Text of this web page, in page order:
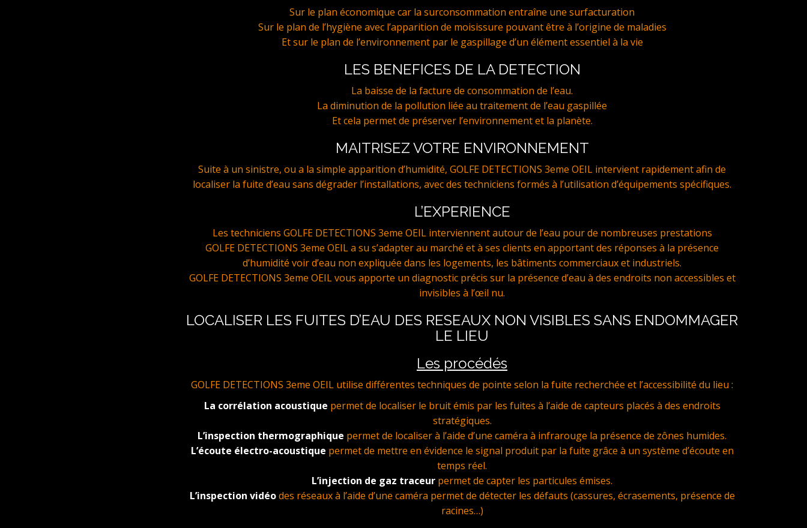
Sur le plan économique car la surconsommation entraîne une surfacturation
Sur le plan de l’hygiène avec l’apparition de moisissure pouvant être à l’origine de maladies
Et sur le plan de l’environnement par le gaspillage d’un élément essentiel à la vie
LES BENEFICES DE LA DETECTION
La baisse de la facture de consommation de l’eau.
La diminution de la pollution liée au traitement de l’eau gaspillée
Et cela permet de préserver l’environnement et la planète.
MAITRISEZ VOTRE ENVIRONNEMENT
Suite à un sinistre, ou a la simple apparition d’humidité, GOLFE DETECTIONS 3eme OEIL intervient rapidement afin de
localiser la fuite d’eau sans dégrader l’installations, avec des techniciens formés à l’utilisation d’équipements spécifiques.
L’EXPERIENCE
Les techniciens GOLFE DETECTIONS 3eme OEIL interviennent autour de l’eau pour de nombreuses prestations
GOLFE DETECTIONS 3eme OEIL a su s’adapter au marché et à ses clients en apportant des réponses à la présence
d’humidité voir d’eau non expliquée dans les logements, les bâtiments commerciaux et industriels.
GOLFE DETECTIONS 3eme OEIL vous apporte un diagnostic précis sur la présence d’eau à des endroits non accessibles et
invisibles à l’œil nu.
LOCALISER LES FUITES D’EAU DES RESEAUX NON VISIBLES SANS ENDOMMAGER
LE LIEU
Les procédés
GOLFE DETECTIONS 3eme OEIL utilise différentes techniques de pointe selon la fuite recherchée et l’accessibilité du lieu :
La corrélation acoustique permet de localiser le bruit émis par les fuites à l’aide de capteurs placés à des endroits
stratégiques.
L’inspection thermographique permet de localiser à l’aide d’une caméra à infrarouge la présence de zônes humides.
L’écoute électro-acoustique permet de mettre en évidence le signal produit par la fuite grâce à un système d’écoute en
temps réel.
L’injection de gaz traceur permet de capter les particules émises.
L’inspection vidéodes réseaux à l’aide d’une caméra permet de détecter les défauts (cassures, écrasements, présence de
racines…)